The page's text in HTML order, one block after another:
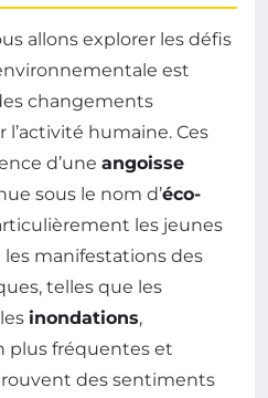
allons explorer les défis
est
changements
humaine. Ces
d’une angoisse
sous le nom d’éco-
les jeunes
manifestations des
telles que les
inondations,
plus fréquentes et
des sentiments